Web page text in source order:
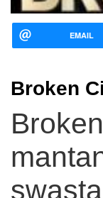
EMAIL
Broken